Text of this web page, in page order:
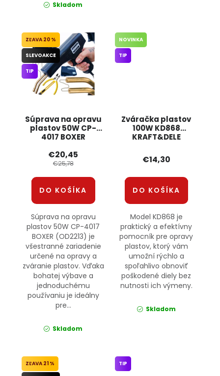
Skladom
Súprava na opravu
plastov 50W CP-
4017 BOXER
20 %
SLEVOAKCE
TIP
€20,45
€25,78
DO KOŠÍKA
Súprava na opravu
plastov 50W CP-4017
BOXER (OD2213) je
všestranné zariadenie
určené na opravy a
zváranie plastov. Vďaka
bohatej výbave a
jednoduchému
používaniu je ideálny
pre...
Skladom
Zváračka plastov
100W KD868
KRAFT&DELE
NOVINKA
TIP
€14,30
DO KOŠÍKA
Model KD868 je
praktický a efektívny
pomocník pre opravy
plastov, ktorý vám
umožní rýchlo a
spoľahlivo obnoviť
poškodené diely bez
nutnosti ich výmeny.
Skladom
21 % TIP